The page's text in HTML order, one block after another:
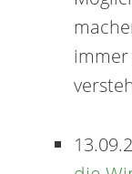
immer